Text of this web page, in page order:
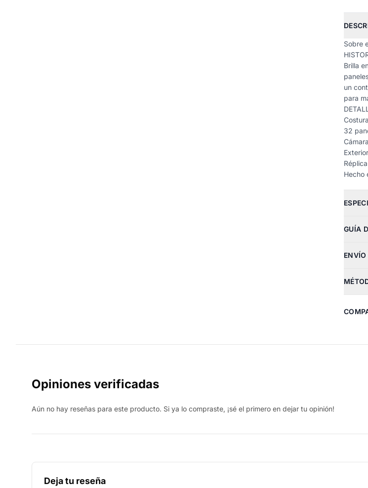
Sobre
Brilla
un
para
32
Hecho
GUÍA
Opiniones verificadas
Aún no hay reseñas para este producto. Si ya lo compraste, ¡sé el primero en dejar tu opinión!
Deja tu reseña